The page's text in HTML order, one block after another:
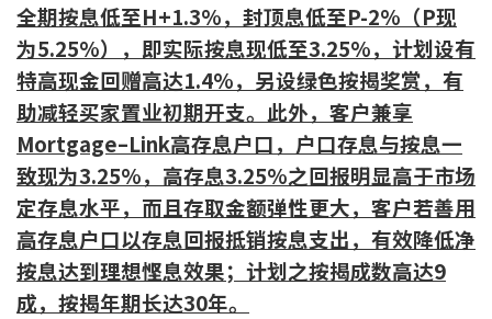
联络我们
联络方式
网上申请按揭转介
条款及细则
私隐政策
全期按息低至H+1.3%，封顶息低至P-2%（P现
为5.25%），即实际按息现低至3.25%，计划设有
特高现金回赠高达1.4%，另设绿色按揭奖赏，有
助减轻买家置业初期开支。此外，客户兼享
Mortgage–Link高存息户口，户口存息与按息一
致现为3.25%，高存息3.25%之回报明显高于市场
定存息水平，而且存取金额弹性更大，客户若善用
高存息户口以存息回报抵销按息支出，有效降低净
按息达到理想悭息效果；计划之按揭成数高达9
成，按揭年期长达30年。